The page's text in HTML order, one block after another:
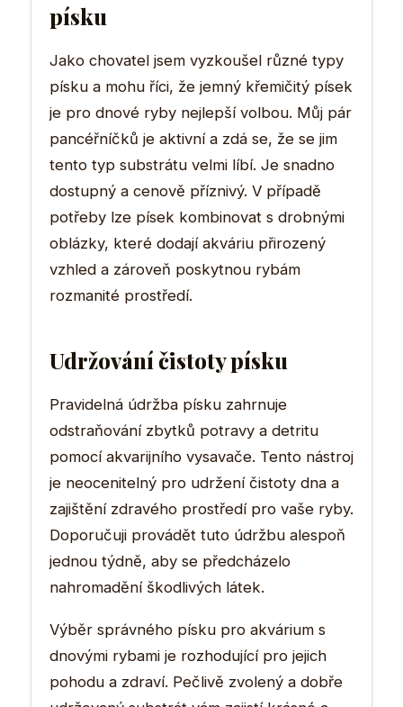
písku
Jako chovatel jsem vyzkoušel různé typy
písku a mohu říci, že jemný křemičitý písek
je pro dnové ryby nejlepší volbou. Můj pár
pancéřníčků je aktivní a zdá se, že se jim
tento typ substrátu velmi líbí. Je snadno
dostupný a cenově příznivý. V případě
potřeby lze písek kombinovat s drobnými
oblázky, které dodají akváriu přirozený
vzhled a zároveň poskytnou rybám
rozmanité prostředí.
Udržování čistoty písku
Pravidelná údržba písku zahrnuje
odstraňování zbytků potravy a detritu
pomocí akvarijního vysavače. Tento nástroj
je neocenitelný pro udržení čistoty dna a
zajištění zdravého prostředí pro vaše ryby.
Doporučuji provádět tuto údržbu alespoň
jednou týdně, aby se předcházelo
nahromadění škodlivých látek.
Výběr správného písku pro akvárium s
dnovými rybami je rozhodující pro jejich
pohodu a zdraví. Pečlivě zvolený a dobře